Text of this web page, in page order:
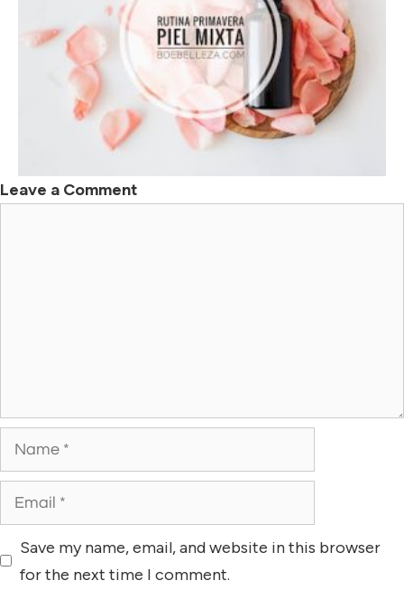
Leave a Comment
Save my name, email, and website in this browser
for the next time I comment.